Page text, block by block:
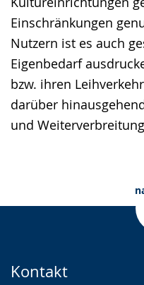
Einschränkungen
Nutzern ist es auch
Eigenbedarf
bzw. ihren
darüber
und
angezeigt.
Kontakt